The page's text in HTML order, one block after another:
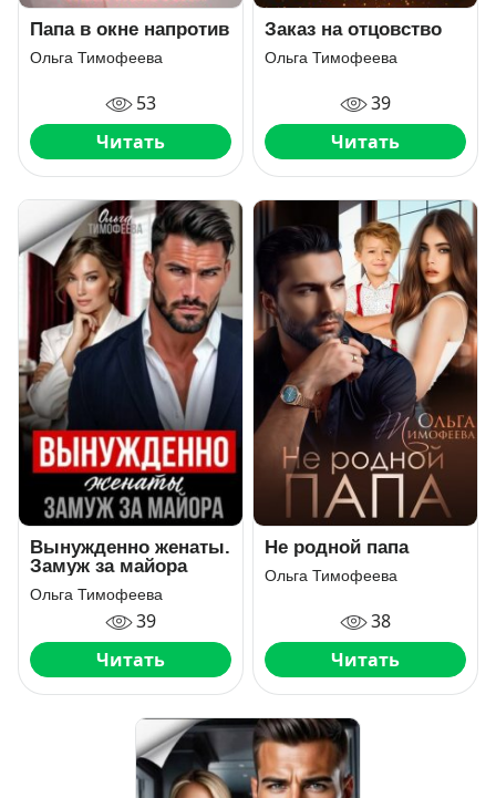
Папа в окне напротив
Ольга Тимофеева
53
Читать
Заказ на отцовство
Ольга Тимофеева
39
Читать
Вынужденно женаты.
Замуж за майора
Ольга Тимофеева
39
Читать
Не родной папа
Ольга Тимофеева
38
Читать